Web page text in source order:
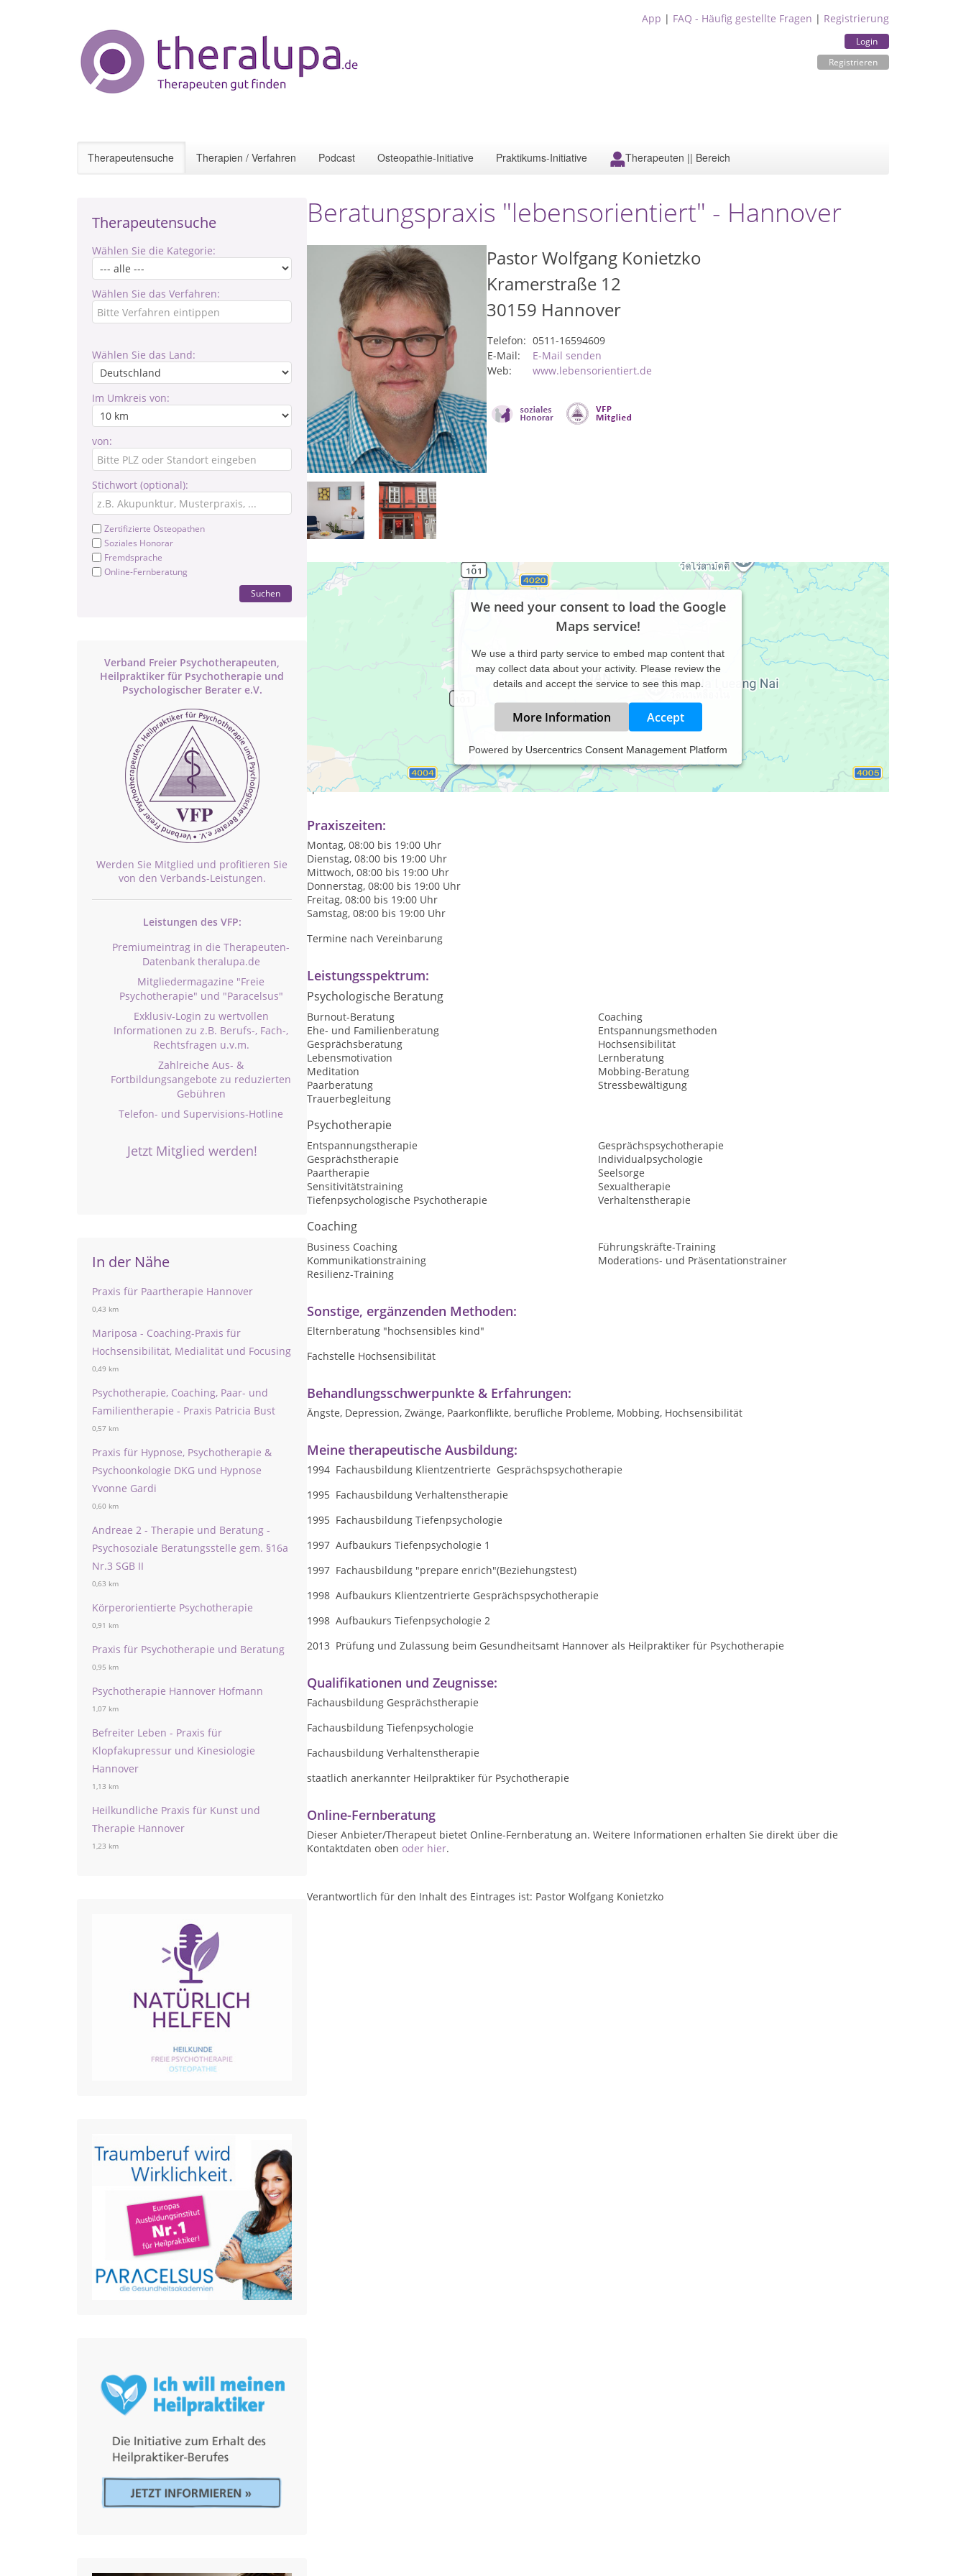
App | FAQ - Häufig gestellte Fragen | Registrierung
Login
Registrieren
Therapeutensuche Therapien / Verfahren Podcast Osteopathie-Initiative Praktikums-Initiative Therapeuten || Bereich
Therapeutensuche
Wählen Sie die Kategorie:
Wählen Sie das Verfahren:
Wählen Sie das Land:
Im Umkreis von:
von:
Stichwort (optional):
Zertifizierte Osteopathen
Soziales Honorar
Fremdsprache
Online-Fernberatung
Suchen
Verband Freier Psychotherapeuten,
Heilpraktiker für Psychotherapie und
Psychologischer Berater e.V.
Werden Sie Mitglied und profitieren Sie
von den Verbands-Leistungen.
Leistungen des VFP:
Premiumeintrag in die Therapeuten-
Datenbank theralupa.de
Mitgliedermagazine "Freie
Psychotherapie" und "Paracelsus"
Exklusiv-Login zu wertvollen
Informationen zu z.B. Berufs-, Fach-,
Rechtsfragen u.v.m.
Zahlreiche Aus- &
Fortbildungsangebote zu reduzierten
Gebühren
Telefon- und Supervisions-Hotline
Jetzt Mitglied werden!
In der Nähe
Praxis für Paartherapie Hannover
0,43 km
Mariposa - Coaching-Praxis für
Hochsensibilität, Medialität und Focusing
0,49 km
Psychotherapie, Coaching, Paar- und
Familientherapie - Praxis Patricia Bust
0,57 km
Praxis für Hypnose, Psychotherapie &
Psychoonkologie DKG und Hypnose
Yvonne Gardi
0,60 km
Andreae 2 - Therapie und Beratung -
Psychosoziale Beratungsstelle gem. §16a
Nr.3 SGB II
0,63 km
Körperorientierte Psychotherapie
0,91 km
Praxis für Psychotherapie und Beratung
0,95 km
Psychotherapie Hannover Hofmann
1,07 km
Befreiter Leben - Praxis für
Klopfakupressur und Kinesiologie
Hannover
1,13 km
Heilkundliche Praxis für Kunst und
Therapie Hannover
1,23 km
Beratungspraxis "lebensorientiert" - Hannover
Pastor Wolfgang Konietzko
Kramerstraße 12
30159 Hannover
Telefon: 0511-16594609
E-Mail:
E-Mail senden
Web:
www.lebensorientiert.de
We need your consent to load the Google
Maps service!
We use a third party service to embed map content that
may collect data about your activity. Please review the
details and accept the service to see this map.
More Information Accept
Powered by Usercentrics Consent Management Platform
Ich biete in der Beratungspraxis "lebensorientiert" Psychotherapie und Paartherapie nach dem Heilpraktikergesetz. Mit
meinen Erfahrungen sei 1992 stehe ich Ihnen zur Seite. Zusätzlich habe ich mich auf das Thema Hoschsensibilität
spezialisiert.
Praxiszeiten:
Montag, 08:00 bis 19:00 Uhr
Dienstag, 08:00 bis 19:00 Uhr
Mittwoch, 08:00 bis 19:00 Uhr
Donnerstag, 08:00 bis 19:00 Uhr
Freitag, 08:00 bis 19:00 Uhr
Samstag, 08:00 bis 19:00 Uhr
Termine nach Vereinbarung
Leistungsspektrum:
Psychologische Beratung
Burnout-Beratung
Coaching
Ehe- und Familienberatung
Entspannungsmethoden
Gesprächsberatung
Hochsensibilität
Lebensmotivation
Lernberatung
Meditation
Mobbing-Beratung
Paarberatung
Stressbewältigung
Trauerbegleitung
Psychotherapie
Entspannungstherapie
Gesprächspsychotherapie
Gesprächstherapie
Individualpsychologie
Paartherapie
Seelsorge
Sensitivitätstraining
Sexualtherapie
Tiefenpsychologische Psychotherapie
Verhaltenstherapie
Coaching
Business Coaching
Führungskräfte-Training
Kommunikationstraining
Moderations- und Präsentationstrainer
Resilienz-Training
Sonstige, ergänzenden Methoden:
Elternberatung "hochsensibles kind"
Fachstelle Hochsensibilität
Behandlungsschwerpunkte & Erfahrungen:
Ängste, Depression, Zwänge, Paarkonflikte, berufliche Probleme, Mobbing, Hochsensibilität
Meine therapeutische Ausbildung:
1994 Fachausbildung Klientzentrierte Gesprächspsychotherapie
1995 Fachausbildung Verhaltenstherapie
1995 Fachausbildung Tiefenpsychologie
1997 Aufbaukurs Tiefenpsychologie 1
1997 Fachausbildung "prepare enrich"(Beziehungstest)
1998 Aufbaukurs Klientzentrierte Gesprächspsychotherapie
1998 Aufbaukurs Tiefenpsychologie 2
2013 Prüfung und Zulassung beim Gesundheitsamt Hannover als Heilpraktiker für Psychotherapie
Qualifikationen und Zeugnisse:
Fachausbildung Gesprächstherapie
Fachausbildung Tiefenpsychologie
Fachausbildung Verhaltenstherapie
staatlich anerkannter Heilpraktiker für Psychotherapie
Online-Fernberatung
Dieser Anbieter/Therapeut bietet Online-Fernberatung an. Weitere Informationen erhalten Sie direkt über die
Kontaktdaten oben oder hier.
Verantwortlich für den Inhalt des Eintrages ist: Pastor Wolfgang Konietzko